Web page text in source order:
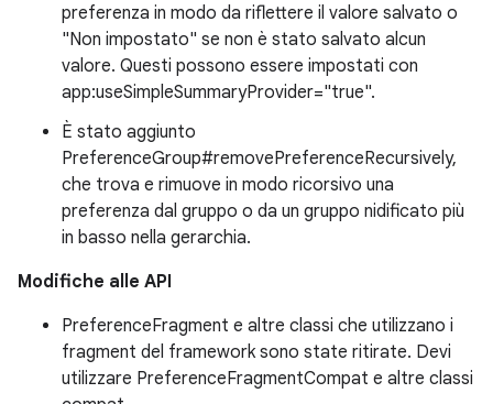
preferenza in modo da riflettere il valore salvato o
"Non impostato" se non è stato salvato alcun
valore. Questi possono essere impostati con
app:useSimpleSummaryProvider="true".
È stato aggiunto
PreferenceGroup#removePreferenceRecursively,
che trova e rimuove in modo ricorsivo una
preferenza dal gruppo o da un gruppo nidificato più
in basso nella gerarchia.
Modifiche alle API
PreferenceFragment e altre classi che utilizzano i
fragment del framework sono state ritirate. Devi
utilizzare PreferenceFragmentCompat e altre classi